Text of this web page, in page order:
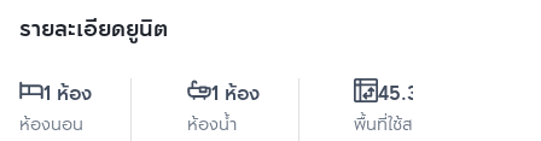
รายละเอียดยูนิต
1 ห้อง
ห้องนอน
1 ห้อง
ห้องน้ำ
45.34 ตร.ม.
พื้นที่ใช้สอย